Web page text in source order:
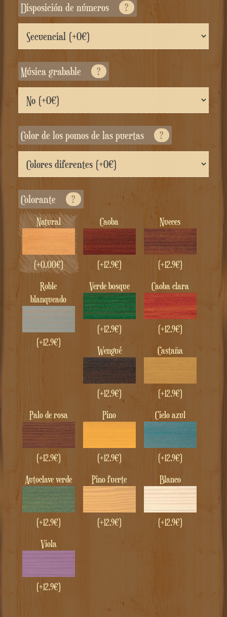
Disposición de números ?
Música grabable ?
Color de los pomos de las puertas ?
Colorante ?
Natural
(+0.00€)
Caoba
(+12.9€)
Nueces
(+12.9€)
Roble
blanqueado
(+12.9€)
Verde bosque
(+12.9€)
Caoba clara
(+12.9€)
wengué
(+12.9€)
castaña
(+12.9€)
Palo de rosa
(+12.9€)
Pino
(+12.9€)
Cielo azul
(+12.9€)
autoclave verde
(+12.9€)
pino fuerte
(+12.9€)
Blanco
(+12.9€)
Viola
(+12.9€)